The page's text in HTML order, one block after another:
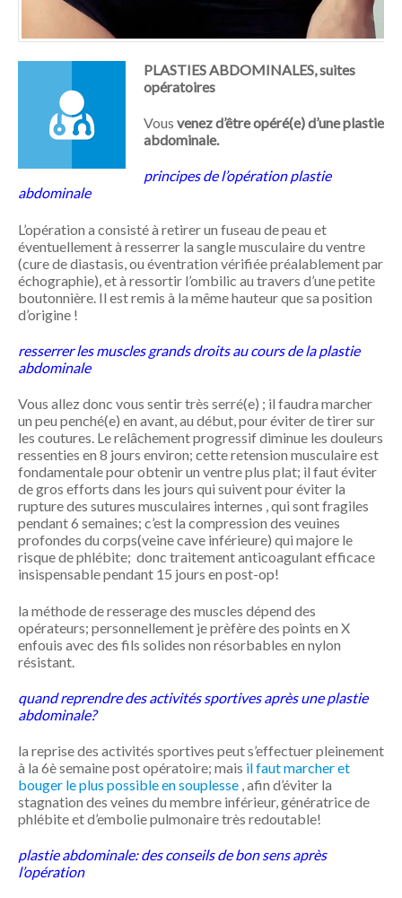
PLASTIES ABDOMINALES, suites
opératoires
Vous venez d’être opéré(e) d’une plastie
abdominale.
principes de l’opération plastie
abdominale
L’opération a consisté à retirer un fuseau de peau et
éventuellement à resserrer la sangle musculaire du ventre
(cure de diastasis, ou éventration vérifiée préalablement par
échographie), et à ressortir l’ombilic au travers d’une petite
boutonnière. Il est remis à la même hauteur que sa position
d’origine !
resserrer les muscles grands droits au cours de la plastie
abdominale
Vous allez donc vous sentir très serré(e) ; il faudra marcher
un peu penché(e) en avant, au début, pour éviter de tirer sur
les coutures. Le relâchement progressif diminue les douleurs
ressenties en 8 jours environ; cette retension musculaire est
fondamentale pour obtenir un ventre plus plat; il faut éviter
de gros efforts dans les jours qui suivent pour éviter la
rupture des sutures musculaires internes , qui sont fragiles
pendant 6 semaines; c’est la compression des veuines
profondes du corps(veine cave inférieure) qui majore le
risque de phlébite; donc traitement anticoagulant efficace
insispensable pendant 15 jours en post-op!
la méthode de resserage des muscles dépend des
opérateurs; personnellement je prèfère des points en X
enfouis avec des fils solides non résorbables en nylon
résistant.
quand reprendre des activités sportives après une plastie
abdominale?
la reprise des activités sportives peut s’effectuer pleinement
à la 6è semaine post opératoire; mais il faut marcher et
bouger le plus possible en souplesse , afin d’éviter la
stagnation des veines du membre inférieur, génératrice de
phlébite et d’embolie pulmonaire très redoutable!
plastie abdominale: des conseils de bon sens après
l’opération